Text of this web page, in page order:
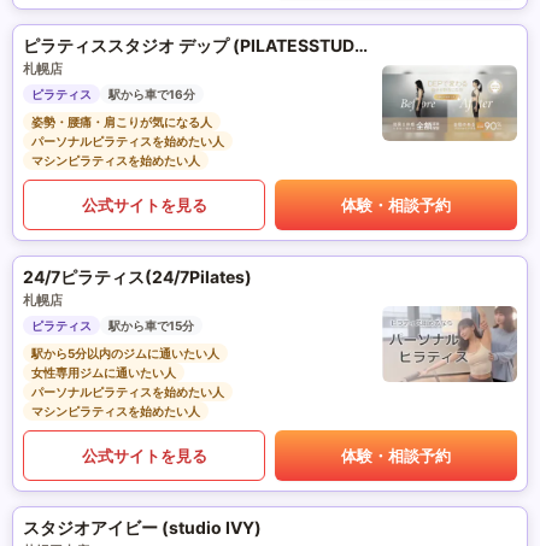
ピラティススタジオ デップ (PILATESSTUDIO DEP)
札幌店
ピラティス
駅から車で16分
姿勢・腰痛・肩こりが気になる人
パーソナルピラティスを始めたい人
マシンピラティスを始めたい人
公式サイトを見る 体験・相談予約
24/7ピラティス(24/7Pilates)
札幌店
ピラティス
駅から車で15分
駅から5分以内のジムに通いたい人
女性専用ジムに通いたい人
パーソナルピラティスを始めたい人
マシンピラティスを始めたい人
公式サイトを見る 体験・相談予約
スタジオアイビー (studio IVY)